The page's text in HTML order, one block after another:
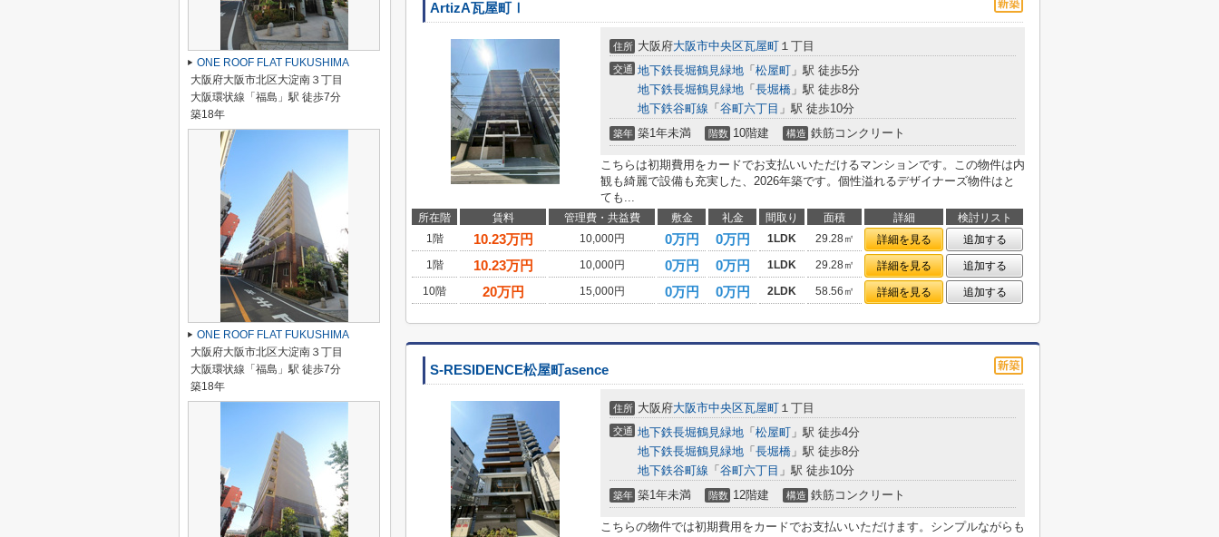
ArtizA瓦屋町Ⅰ
住所 大阪府大阪市中央区瓦屋町 １丁目
交通 地下鉄長堀鶴見緑地 「 松屋町 」駅 徒歩5分
地下鉄長堀鶴見緑地 「 長堀橋 」駅 徒歩8分
地下鉄谷町線 「 谷町六丁目 」駅 徒歩10分
築年 築1年未満 階数 10階建 構造 鉄筋コンクリート
こちらは初期費用をカードでお支払いいただけるマンションです。この物件は内
観も綺麗で設備も充実した、2026年築です。個性溢れるデザイナーズ物件はと
ても...
所在階 賃料 管理費・共益費 敷金 礼金 間取り 面積 詳細
検討リスト
1階
10.23万円 10,000円 0万円 0万円 1LDK 29.28㎡ 詳細を見る
追加する
1階
10.23万円 10,000円 0万円 0万円 1LDK 29.28㎡ 詳細を見る
追加する
10階
20万円 15,000円 0万円 0万円 2LDK 58.56㎡ 詳細を見る 追加する
S-RESIDENCE松屋町asence
住所 大阪府大阪市中央区瓦屋町 １丁目
交通 地下鉄長堀鶴見緑地 「 松屋町 」駅 徒歩4分
地下鉄長堀鶴見緑地 「 長堀橋 」駅 徒歩8分
地下鉄谷町線 「 谷町六丁目 」駅 徒歩10分
築年 築1年未満 階数 12階建 構造 鉄筋コンクリート
こちらの物件では初期費用をカードでお支払いいただけます。シンプルながらも
ONE ROOF FLAT FUKUSHIMA
大阪府大阪市北区大淀南３丁目
大阪環状線「福島」駅 徒歩7分
築18年
ONE ROOF FLAT FUKUSHIMA
大阪府大阪市北区大淀南３丁目
大阪環状線「福島」駅 徒歩7分
築18年